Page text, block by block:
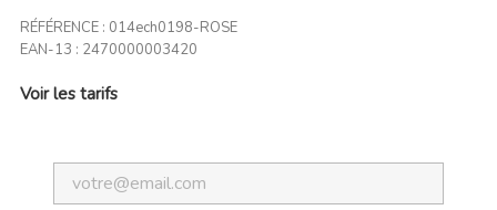
RÉFÉRENCE : 014ech0198-ROSE
EAN-13 : 2470000003420
Voir les tarifs